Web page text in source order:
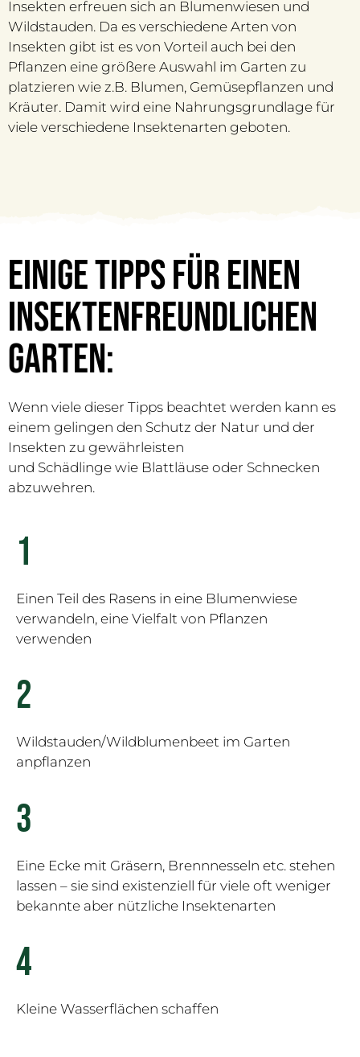
Insekten erfreuen sich an Blumenwiesen und
Wildstauden. Da es verschiedene Arten von
Insekten gibt ist es von Vorteil auch bei den
Pflanzen eine größere Auswahl im Garten zu
platzieren wie z.B. Blumen, Gemüsepflanzen und
Kräuter. Damit wird eine Nahrungsgrundlage für
viele verschiedene Insektenarten geboten.
Einige Tipps für einen
insektenfreundlichen
Garten:
Wenn viele dieser Tipps beachtet werden kann es
einem gelingen den Schutz der Natur und der
Insekten zu gewährleisten
und Schädlinge wie Blattläuse oder Schnecken
abzuwehren.
1
Einen Teil des Rasens in eine Blumenwiese
verwandeln, eine Vielfalt von Pflanzen
verwenden
2
Wildstauden/Wildblumenbeet im Garten
anpflanzen
3
Eine Ecke mit Gräsern, Brennnesseln etc. stehen
lassen – sie sind existenziell für viele oft weniger
bekannte aber nützliche Insektenarten
4
Kleine Wasserflächen schaffen